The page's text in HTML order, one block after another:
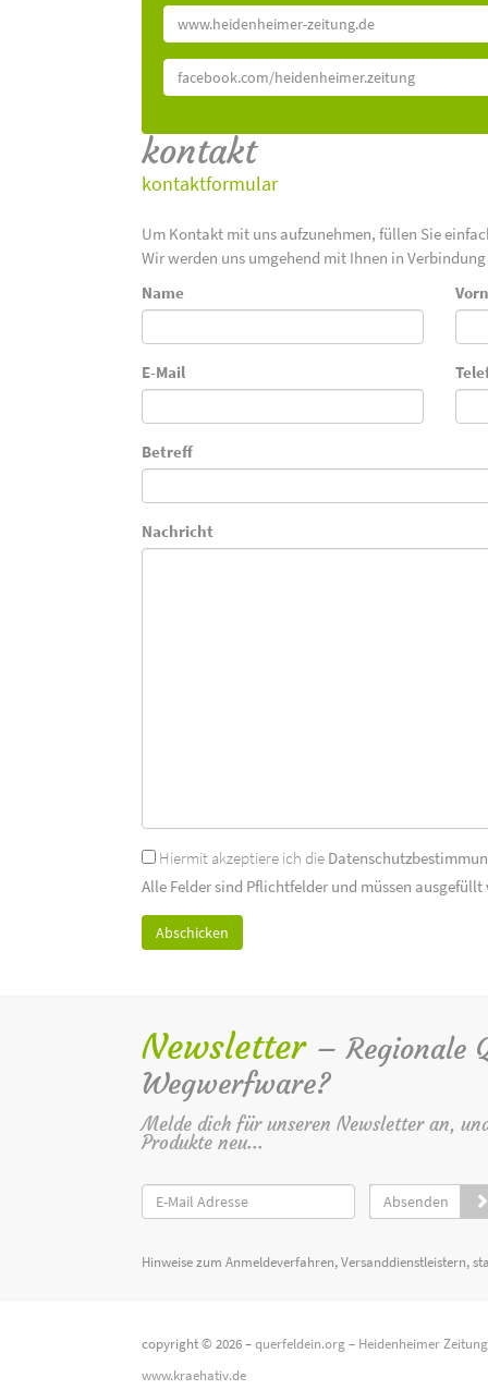
www.heidenheimer-zeitung.de
facebook.com/heidenheimer.zeitung
kontakt
kontaktformular
Um Kontakt mit uns aufzunehmen, füllen Sie
Wir werden uns umgehend mit Ihnen in
Name
E-Mail
Betreff
Nachricht
Hiermit akzeptiere ich die
Alle Felder sind Pflichtfelder und müssen ausgefüllt
Newsletter – Regionale
Wegwerfware?
Melde dich für unseren Newsletter an,
Produkte neu...
Absenden
Hinweise zum Anmeldeverfahren, Versanddienstleistern,
copyright © 2026 –querfeldein.org– Heidenheimer
www.kraehativ.de